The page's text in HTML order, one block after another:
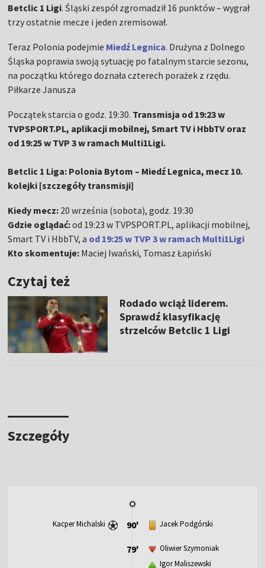
Betclic 1 Ligi. Śląski zespół zgromadził 16 punktów – wygrał
trzy ostatnie mecze i jeden zremisował.
Teraz Polonia podejmie Miedź Legnica. Drużyna z Dolnego
Śląska poprawia swoją sytuację po fatalnym starcie sezonu,
na początku którego doznała czterech porażek z rzędu.
Piłkarze Janusza
Początek starcia o godz. 19:30. Transmisja od 19:23 w
TVPSPORT.PL, aplikacji mobilnej, Smart TV i HbbTV oraz
od 19:25 w TVP 3 w ramach Multi1Ligi.
Betclic 1 Liga: Polonia Bytom – Miedź Legnica, mecz 10.
kolejki [szczegóły transmisji]
Kiedy mecz: 20 września (sobota), godz. 19:30
Gdzie oglądać:od 19:23 w TVPSPORT.PL, aplikacji mobilnej,
Smart TV i HbbTV, a od 19:25 w TVP 3 w ramach Multi1Ligi
Kto skomentuje: Maciej Iwański, Tomasz Łapiński
Czytaj też
Rodado wciąż liderem.
Sprawdź klasyfikację
strzelców Betclic 1 Ligi
Szczegóły
90'
Kacper Michalski Jacek Podgórski
79'
Oliwier Szymoniak
Igor Maliszewski